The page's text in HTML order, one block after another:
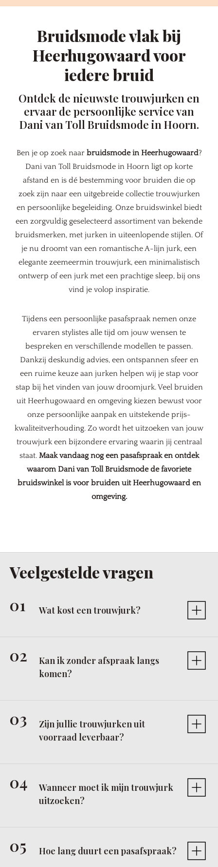
Bruidsmode vlak bij
Heerhugowaard voor
iedere bruid
Ontdek de nieuwste trouwjurken en
ervaar de persoonlijke service van
Dani van Toll Bruidsmode in Hoorn.
Ben je op zoek naar bruidsmode in Heerhugowaard?
Dani van Toll Bruidsmode in Hoorn ligt op korte
afstand en is dé bestemming voor bruiden die op
zoek zijn naar een uitgebreide collectie trouwjurken
en persoonlijke begeleiding. Onze bruidswinkel biedt
een zorgvuldig geselecteerd assortiment van bekende
bruidsmerken, met jurken in uiteenlopende stijlen. Of
je nu droomt van een romantische A-lijn jurk, een
elegante zeemeermin trouwjurk, een minimalistisch
ontwerp of een jurk met een prachtige sleep, bij ons
vind je volop inspiratie.
Tijdens een persoonlijke pasafspraak nemen onze
ervaren stylistes alle tijd om jouw wensen te
bespreken en verschillende modellen te passen.
Dankzij deskundig advies, een ontspannen sfeer en
een ruime keuze aan jurken helpen wij je stap voor
stap bij het vinden van jouw droomjurk. Veel bruiden
uit Heerhugowaard en omgeving kiezen bewust voor
onze persoonlijke aanpak en uitstekende prijs-
kwaliteitverhouding. Zo wordt het uitzoeken van jouw
trouwjurk een bijzondere ervaring waarin jij centraal
staat. Maak vandaag nog een pasafspraak en ontdek
waarom Dani van Toll Bruidsmode de favoriete
bruidswinkel is voor bruiden uit Heerhugowaard en
omgeving.
Veelgestelde vragen
Wat kost een trouwjurk?
Kan ik zonder afspraak langs
komen?
Zijn jullie trouwjurken uit
voorraad leverbaar?
Wanneer moet ik mijn trouwjurk
uitzoeken?
Hoe lang duurt een pasafspraak?